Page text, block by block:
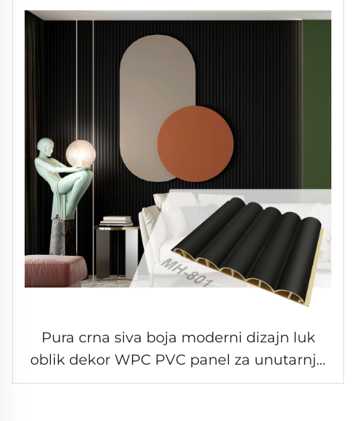
Pura crna siva boja moderni dizajn luk
oblik dekor WPC PVC panel za unutarnju
dekoraciju zida obloga